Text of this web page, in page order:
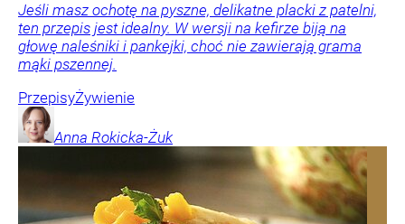
Jeśli masz ochotę na pyszne, delikatne placki z patelni,
ten przepis jest idealny. W wersji na kefirze biją na
głowę naleśniki i pankejki, choć nie zawierają grama
mąki pszennej.
PrzepisyŻywienie
Anna Rokicka-Żuk